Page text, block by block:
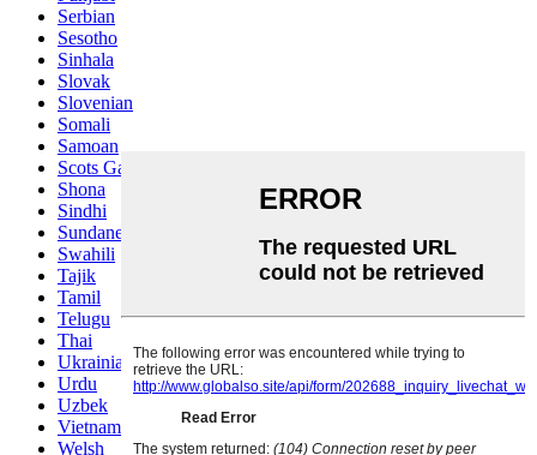
Serbian
Sesotho
Sinhala
Slovak
Slovenian
Somali
Samoan
Scots Gaelic
Shona
Sindhi
Sundanese
Swahili
Tajik
Tamil
Telugu
Thai
Ukrainian
Urdu
Uzbek
Vietnamese
Welsh